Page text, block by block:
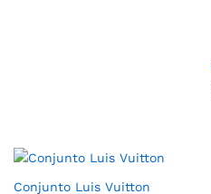
Conjunto Luis Vuitton